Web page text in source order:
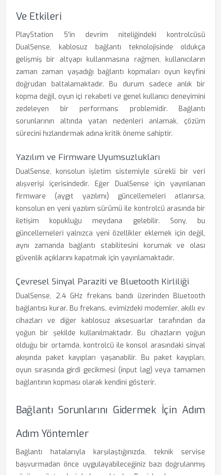
Ve Etkileri
PlayStation 5'in devrim niteliğindeki kontrolcüsü
DualSense, kablosuz bağlantı teknolojisinde oldukça
gelişmiş bir altyapı kullanmasına rağmen, kullanıcıların
zaman zaman yaşadığı bağlantı kopmaları oyun keyfini
doğrudan baltalamaktadır. Bu durum sadece anlık bir
kopma değil, oyun içi rekabeti ve genel kullanıcı deneyimini
zedeleyen bir performans problemidir. Bağlantı
sorunlarının altında yatan nedenleri anlamak, çözüm
sürecini hızlandırmak adına kritik öneme sahiptir.
Yazılım ve Firmware Uyumsuzlukları
DualSense, konsolun işletim sistemiyle sürekli bir veri
alışverişi içerisindedir. Eğer DualSense için yayınlanan
firmware (aygıt yazılımı) güncellemeleri atlanırsa,
konsolun en yeni yazılım sürümü ile kontrolcü arasında bir
iletişim kopukluğu meydana gelebilir. Sony, bu
güncellemeleri yalnızca yeni özellikler eklemek için değil,
aynı zamanda bağlantı stabilitesini korumak ve olası
güvenlik açıklarını kapatmak için yayınlamaktadır.
Çevresel Sinyal Paraziti ve Bluetooth Kirliliği
DualSense, 2.4 GHz frekans bandı üzerinden Bluetooth
bağlantısı kurar. Bu frekans, evimizdeki modemler, akıllı ev
cihazları ve diğer kablosuz aksesuarlar tarafından da
yoğun bir şekilde kullanılmaktadır. Bu cihazların yoğun
olduğu bir ortamda, kontrolcü ile konsol arasındaki sinyal
akışında paket kayıpları yaşanabilir. Bu paket kayıpları,
oyun sırasında girdi gecikmesi (input lag) veya tamamen
bağlantının kopması olarak kendini gösterir.
Bağlantı Sorunlarını Gidermek İçin Adım
Adım Yöntemler
Bağlantı hatalarıyla karşılaştığınızda, teknik servise
başvurmadan önce uygulayabileceğiniz bazı doğrulanmış